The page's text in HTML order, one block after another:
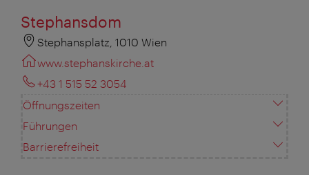
Stephansdom
Stephansplatz, 1010 Wien
www.stephanskirche.at
+43 1 515 52 3054
Öffnungszeiten
Führungen
Barrierefreiheit